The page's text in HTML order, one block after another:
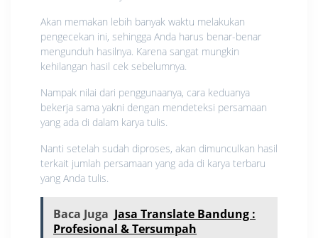
Akan memakan lebih banyak waktu melakukan
pengecekan ini, sehingga Anda harus benar-benar
mengunduh hasilnya. Karena sangat mungkin
kehilangan hasil cek sebelumnya.
Nampak nilai dari penggunaanya, cara keduanya
bekerja sama yakni dengan mendeteksi persamaan
yang ada di dalam karya tulis.
Nanti setelah sudah diproses, akan dimunculkan hasil
terkait jumlah persamaan yang ada di karya terbaru
yang Anda tulis.
Baca Juga Jasa Translate Bandung :
Profesional & Tersumpah